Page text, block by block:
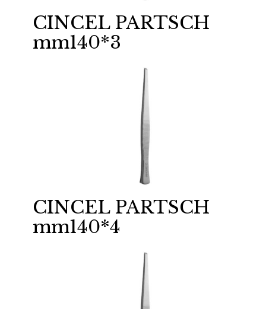
CINCEL PARTSCH
mm140*3
CINCEL PARTSCH
mm140*4